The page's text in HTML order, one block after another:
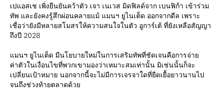
เปแอสเช เพิ่งยืนยันคว้าตัว เจา เนเวส มิดฟิลด์จาก เบนฟิก้า เข้าร่วม
ทัพ และยังคงรู้สึกผ่อนคลายแม้ แมนฯ ยูไนเต็ด ออกจากดีล เพราะ
เชื่อว่ายังมีหลายสโมสรให้ความสนใจในตัว อูการ์เต้ ที่ยังเหลือสัญญา
ถึงปี 2028
แมนฯ ยูไนเต็ด มีนโยบายใหม่ในการเสริมทัพที่ชัดเจนคือการจ่าย
ค่าตัวในเงื่อนไขที่พวกเขามองว่าเหมาะสมเท่านั้น มิเช่นนั้นก็จะ
เปลี่ยนเป้าหมาย นอกจากนี้จะไม่มีการเจรจาใดที่ยืดเยื้อยาวนานไป
จนถึงช่วงท้ายตลาดด้วย